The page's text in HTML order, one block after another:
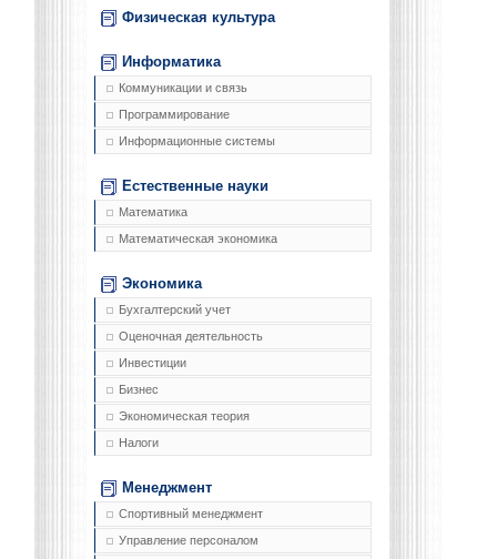
Физическая культура
Информатика
Коммуникации и связь
Программирование
Информационные системы
Естественные науки
Математика
Математическая экономика
Экономика
Бухгалтерский учет
Оценочная деятельность
Инвестиции
Бизнес
Экономическая теория
Налоги
Менеджмент
Спортивный менеджмент
Управление персоналом